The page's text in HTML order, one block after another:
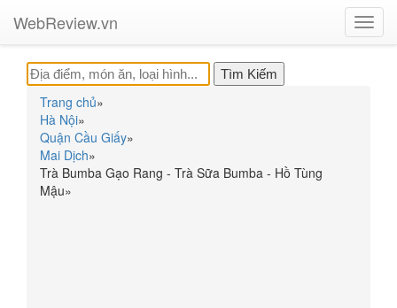
WebReview.vn
Trang chủ»
Hà Nội»
Quận Cầu Giấy»
Mai Dịch»
Trà Bumba Gạo Rang - Trà Sữa Bumba - Hồ Tùng
Mậu»